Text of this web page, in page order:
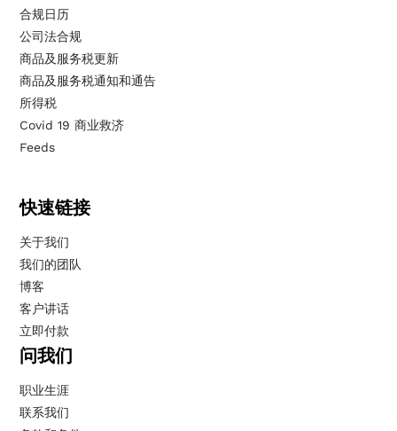
合规日历
公司法合规
商品及服务税更新
商品及服务税通知和通告
所得税
Covid 19 商业救济
Feeds
快速链接
关于我们
我们的团队
博客
客户讲话
立即付款
问我们
职业生涯
联系我们